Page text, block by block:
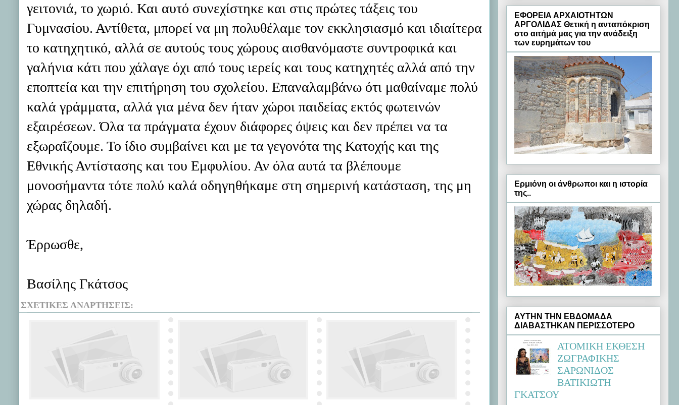
γειτονιά, το χωριό. Και αυτό συνεχίστηκε και στις πρώτες τάξεις του
Γυμνασίου. Αντίθετα, μπορεί να μη πολυθέλαμε τον εκκλησιασμό και ιδιαίτερα
το κατηχητικό, αλλά σε αυτούς τους χώρους αισθανόμαστε συντροφικά και
γαλήνια κάτι που χάλαγε όχι από τους ιερείς και τους κατηχητές αλλά από την
εποπτεία και την επιτήρηση του σχολείου. Επαναλαμβάνω ότι μαθαίναμε πολύ
καλά γράμματα, αλλά για μένα δεν ήταν χώροι παιδείας εκτός φωτεινών
εξαιρέσεων. Όλα τα πράγματα έχουν διάφορες όψεις και δεν πρέπει να τα
εξωραΐζουμε. Το ίδιο συμβαίνει και με τα γεγονότα της Κατοχής και της
Εθνικής Αντίστασης και του Εμφυλίου. Αν όλα αυτά τα βλέπουμε
μονοσήμαντα τότε πολύ καλά οδηγηθήκαμε στη σημερινή κατάσταση, της μη
χώρας δηλαδή.
Έρρωσθε,
Βασίλης Γκάτσος
ΣΧΕΤΙΚΈΣ ΑΝΑΡΤΉΣΕΙΣ:
ΕΦΟΡΕΙΑ ΑΡΧΑΙΟΤΗΤΩΝ
ΑΡΓΟΛΙΔΑΣ Θετική η ανταπόκριση
στο αιτήμά μας για την ανάδειξη
των ευρημάτων του
Ερμιόνη oι άνθρωποι και η ιστορία
της..
ΑΥΤΗΝ ΤΗΝ ΕΒΔΟΜΑΔΑ
ΔΙΑΒΑΣΤΗΚΑΝ ΠΕΡΙΣΣΟΤΕΡΟ
ΑΤΟΜΙΚΗ ΕΚΘΕΣΗ
ΖΩΓΡΑΦΙΚΗΣ
ΣΑΡΩΝΙΔΟΣ
ΒΑΤΙΚΙΩΤΗ
ΓΚΑΤΣΟΥ